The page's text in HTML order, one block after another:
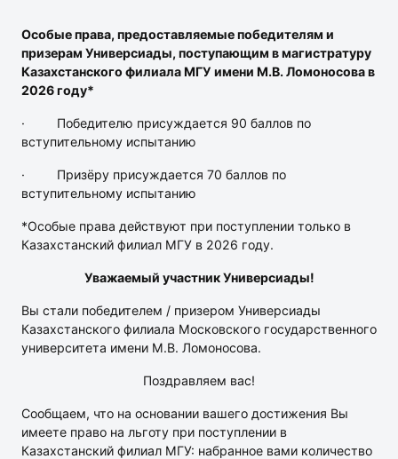
Особые права, предоставляемые победителям и
призерам Универсиады, поступающим в магистратуру
Казахстанского филиала МГУ имени М.В. Ломоносова в
2026 году*
· Победителю присуждается 90 баллов по
вступительному испытанию
· Призёру присуждается 70 баллов по
вступительному испытанию
*Особые права действуют при поступлении только в
Казахстанский филиал МГУ в 2026 году.
Уважаемый участник Универсиады!
Вы стали победителем / призером Универсиады
Казахстанского филиала Московского государственного
университета имени М.В. Ломоносова.
Поздравляем вас!
Сообщаем, что на основании вашего достижения Вы
имеете право на льготу при поступлении в
Казахстанский филиал МГУ: набранное вами количество